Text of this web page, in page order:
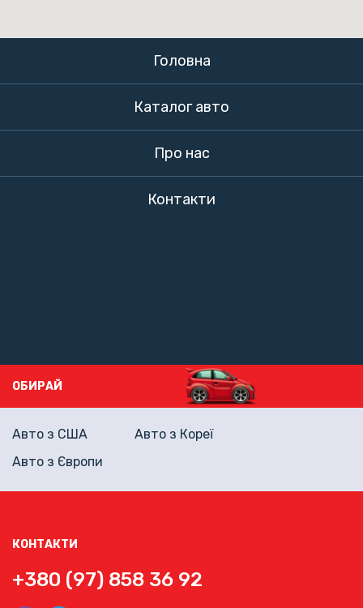
Головна
Каталог авто
Про нас
Контакти
КОНТАКТИ
+380 (97) 858 36 92
ОБИРАЙ
Авто з США
Авто з Кореї
Авто з Європи